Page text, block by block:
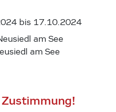
bis 17.10.2024
am See
am See